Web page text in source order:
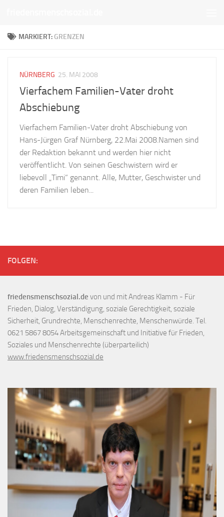
MARKIERT: GRENZEN
NÜRNBERG 25. MAI 2008
Vierfachem Familien-Vater droht
Abschiebung
Vierfachem Familien-Vater droht Abschiebung von
Hans-Jürgen Graf Nürnberg, 22.Mai 2008.Namen sind
der Redaktion bekannt und werden hier nicht
veröffentlicht. Von seinen Geschwistern wird er
liebevoll „Timi“ genannt. Alle, Mutter, Geschwister und
deren Familien leben...
FOLGEN:
friedensmenschsozial.de von und mit Andreas Klamm - Für
Frieden, Dialog, Verständigung, soziale Gerechtigkeit, soziale
Sicherheit, Grundrechte, Menschenrechte, Menschenwürde. Tel.
0621 5867 8054 Arbeitsgemeinschaft und Initiative für Frieden,
Soziales und Menschenrechte (überparteilich)
www.friedensmenschsozial.de